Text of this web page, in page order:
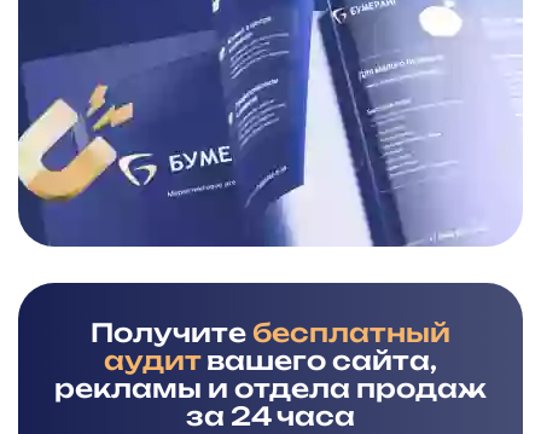
Получите бесплатный
аудитвашего сайта,
рекламы и отдела продаж
за 24 часа